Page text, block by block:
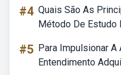
#4 Quais São As
Método De Estudo
#5 Para Impulsionar A
Entendimento